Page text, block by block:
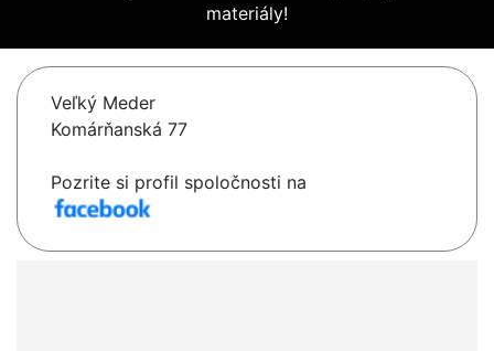
materiály!
Veľký Meder
Komárňanská 77
Pozrite si profil spoločnosti na